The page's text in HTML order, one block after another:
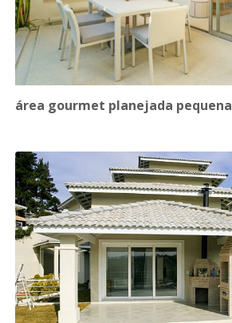
área gourmet planejada pequena